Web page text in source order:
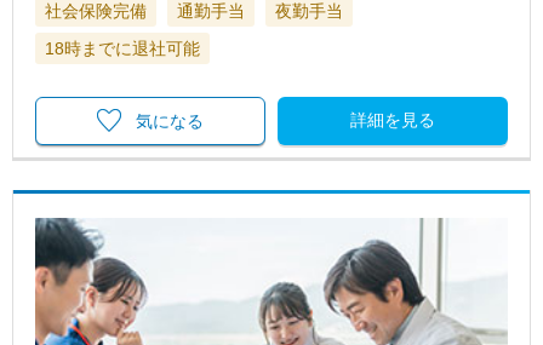
社会保険完備 通勤手当
夜勤手当
18時までに退社可能
詳細を見る
気になる